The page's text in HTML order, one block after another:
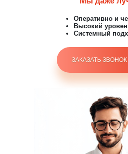
Оперативно и
Высокий
Системный
ЗАКАЗАТЬ ЗВОНОК